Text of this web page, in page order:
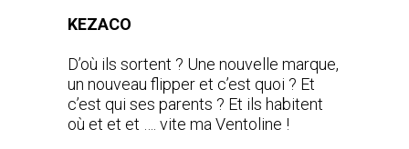
KEZACO
D’où ils sortent ? Une nouvelle marque,
un nouveau flipper et c’est quoi ? Et
c’est qui ses parents ? Et ils habitent
où et et et …. vite ma Ventoline !